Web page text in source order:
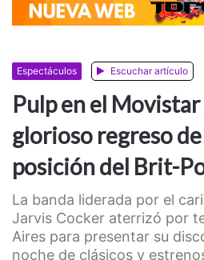
Espectáculos Escuchar artículo
Pulp en el
glorioso regreso
posición del Brit-
La banda liderada por el
Jarvis Cocker aterrizó por
Aires para presentar su
noche de clásicos y